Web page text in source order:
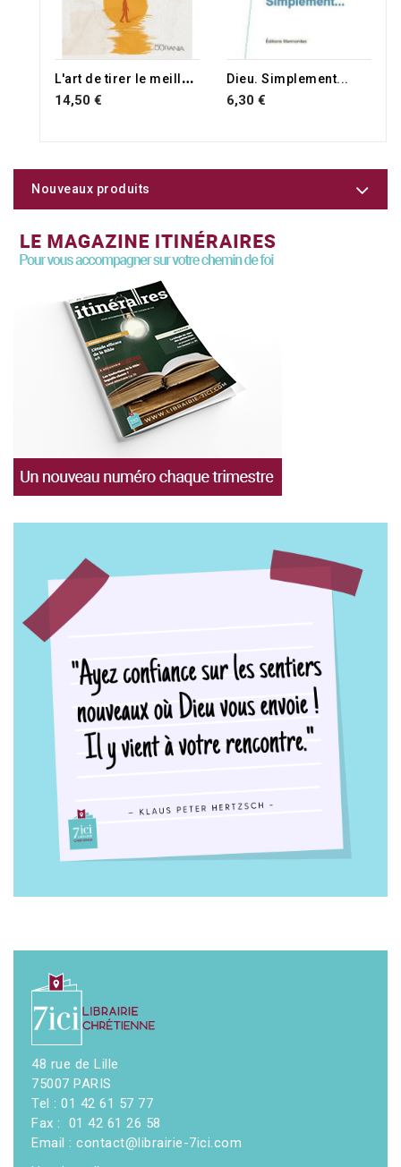
L
'art de tirer le meilleur parti de notre existence
14,50 €
Dieu. Simplement...
6,30 €
Nouveaux produits
48 rue de Lille
75007 PARIS
Tel : 01 42 61 57 77
Fax : 01 42 61 26 58
Email : contact@librairie-7ici.com